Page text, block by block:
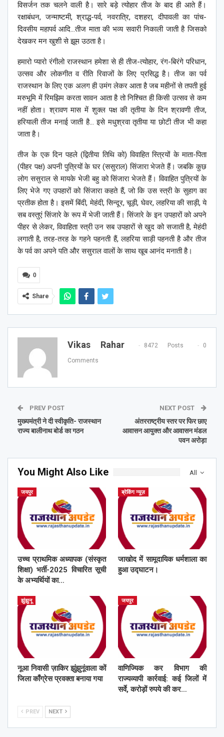
विसर्जन तक चलने वाली है। सारे बड़े त्योहार तीज के बाद ही आते हैं।
रक्षाबंधन, जन्माष्टमी, श्राद्ध-पर्व, नवरात्रि, दशहरा, दीपावली का पांच-
दिवसीय महापर्व आदि…तीज माता की भव्य सवारी निकाली जाती है जिसको
देखकर मन खुशी से झूम उठता है।
हमारो प्यारो रंगीलो राजस्थान हमेशा से ही तीज-त्योहार, रंग-बिरंगे परिधान,
उत्सव और लोकगीत व रीति रिवाजों के लिए प्रसिद्ध है। तीज का पर्व
राजस्थान के लिए एक अलग ही उमंग लेकर आता है जब महीनों से तपती हुई
मरुभूमि में रिमझिम करता सावन आता है तो निश्चित ही किसी उत्सव से कम
नहीं होता। श्रावण मास में शुक्ल पक्ष की तृतीया के दिन श्रावणी तीज,
हरियाली तीज मनाई जाती है… इसे मधुश्रवा तृतीया या छोटी तीज भी कहा
जाता है।
तीज के एक दिन पहले (द्वितीया तिथि को) विवाहित स्त्रियों के माता-पिता
(पीहर पक्ष) अपनी पुत्रियों के घर (ससुराल) सिंजारा भेजते हैं। जबकि कुछ
लोग ससुराल से मायके भेजी बहु को सिंजारा भेजते हैं। विवाहित पुत्रियों के
लिए भेजे गए उपहारों को सिंजारा कहते हैं, जो कि उस स्त्री के सुहाग का
प्रतीक होता है। इसमें बिंदी, मेहंदी, सिन्दूर, चूड़ी, घेवर, लहरिया की साड़ी, ये
सब वस्तुएं सिंजारे के रूप में भेजी जाती हैं। सिंजारे के इन उपहारों को अपने
पीहर से लेकर, विवाहिता स्त्री उन सब उपहारों से खुद को सजाती है, मेहंदी
लगाती है, तरह-तरह के गहने पहनती हैं, लहरिया साड़ी पहनती है और तीज
के पर्व का अपने पति और ससुराल वालों के साथ खूब आनंद मनाती है।
0
Share
Vikas Rahar 8472 Posts 0
Comments
PREV POST
मुख्यमंत्री ने दी स्वीकृति- राजस्थान
राज्य बालीनाथ बोर्ड का गठन
NEXT POST
अंतरराष्ट्रीय स्तर पर फिर छाए
आवासन आयुक्त और आवासन मंडल
पवन अरोड़ा
All
You Might Also Like
जयपुर
उच्च प्राथमिक अध्यापक (संस्कृत
शिक्षा) भर्ती-2025 विचारित सूची
के अभ्यर्थियों का…
ब्रेकिंग न्यूज़
जाखोद में सामूदायिक धर्मशाला का
हुआ उद्घाटन।
झुंझुनू
नूआ निवासी ज़ाकिर झुंझुनूंवाला कों
जिला काँग्रेस प्रवक्ता बनाया गया
जयपुर
वाणिज्यिक कर विभाग की
राज्यव्यापी कार्रवाई: कई जिलों में
सर्वे, करोड़ों रुपये की कर…
PREV NEXT